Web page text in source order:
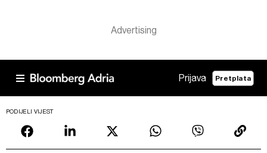
Prijava Pretplata
PODIJELI VIJEST